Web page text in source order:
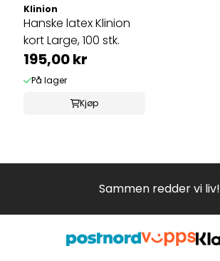
Klinion
Hanske latex Klinion
kort Large, 100 stk.
195,00 kr
På lager
Kjøp
Sammen redder vi liv!